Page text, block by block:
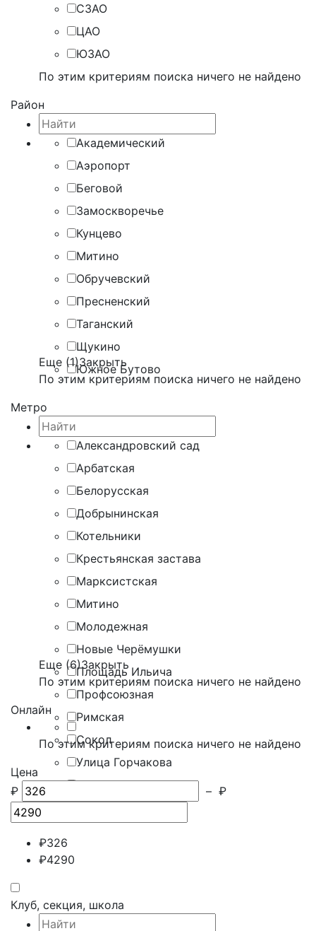
СЗАО
ЦАО
ЮЗАО
По этим критериям поиска ничего не найдено
Район
Академический
Аэропорт
Беговой
Замоскворечье
Кунцево
Митино
Обручевский
Пресненский
Таганский
Щукино
Южное Бутово
Еще (1)Закрыть
По этим критериям поиска ничего не найдено
Метро
Александровский сад
Арбатская
Белорусская
Добрынинская
Котельники
Крестьянская застава
Марксистская
Митино
Молодежная
Новые Черёмушки
Площадь Ильича
Профсоюзная
Римская
Сокол
Улица Горчакова
Щукинская
Еще (6)Закрыть
По этим критериям поиска ничего не найдено
Онлайн
По этим критериям поиска ничего не найдено
Цена
₽
– ₽
₽326
₽4290
Клуб, секция, школа